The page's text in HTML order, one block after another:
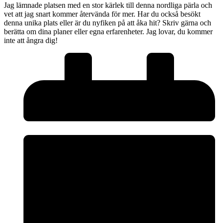
Jag lämnade platsen med en stor kärlek till denna nordliga pärla och
vet att jag snart kommer återvända för mer. Har du också besökt
denna unika plats eller är du nyfiken på att åka hit? Skriv gärna och
berätta om dina planer eller egna erfarenheter. Jag lovar, du kommer
inte att ångra dig!